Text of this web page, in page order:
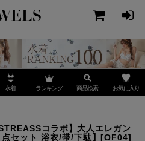
水着 ランキング 商品検索 お気に入り
コラボ】大人エレガン
点セット 浴衣/帯/下駄】[OF04]